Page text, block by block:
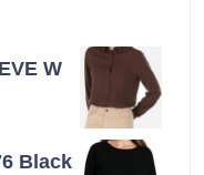
W
Black